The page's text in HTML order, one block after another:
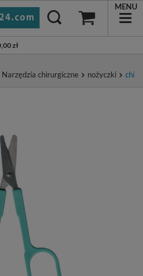
zł
MENU
Narzędzia chirurgiczne nożyczki